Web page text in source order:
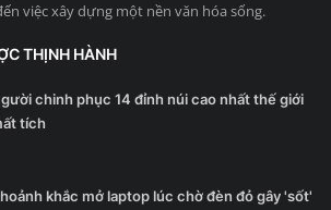
việc xây dựng một nền văn hóa sống.
THỊNH HÀNH
chinh phục 14 đỉnh núi cao nhất thế giới
tích
khắc mở laptop lúc chờ đèn đỏ gây 'sốt'